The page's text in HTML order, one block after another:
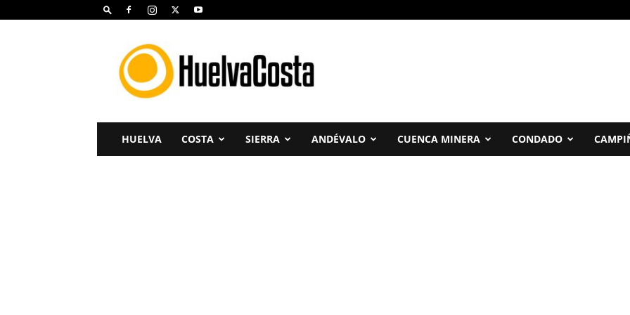
Huelva
Costa
HUELVA COSTA SIERRA ANDÉVALO CUENCA MINERA CONDADO